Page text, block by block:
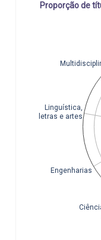
Proporção de
Engenharias
Linguística,
letras e artes